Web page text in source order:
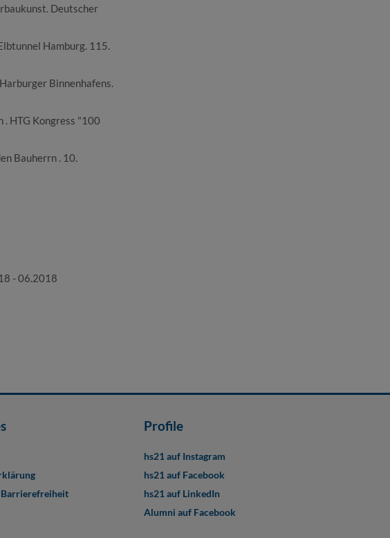
Deutscher
Hamburg. 115.
Binnenhafens.
. HTG Kongress "100
Bauherrn . 10.
- 06.2018
Profile
hs21 auf Instagram
hs21 auf Facebook
hs21 auf LinkedIn
Alumni auf Facebook